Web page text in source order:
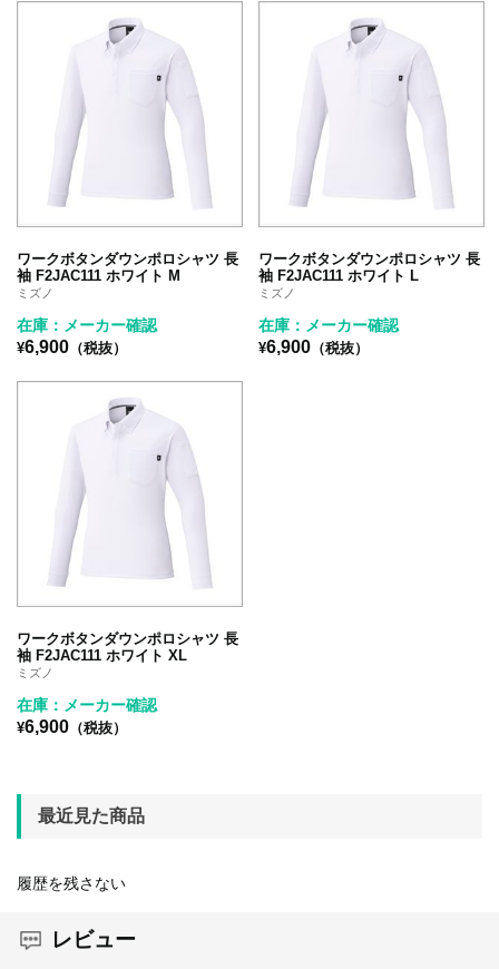
ワークボタンダウンポロシャツ 長
袖 F2JAC111 ホワイト M
ミズノ
在庫：メーカー確認
¥6,900 （税抜）
ワークボタンダウンポロシャツ 長
袖 F2JAC111 ホワイト L
ミズノ
在庫：メーカー確認
¥6,900 （税抜）
ワークボタンダウンポロシャツ 長
袖 F2JAC111 ホワイト XL
ミズノ
在庫：メーカー確認
¥6,900 （税抜）
最近見た商品
履歴を残さない
レビュー